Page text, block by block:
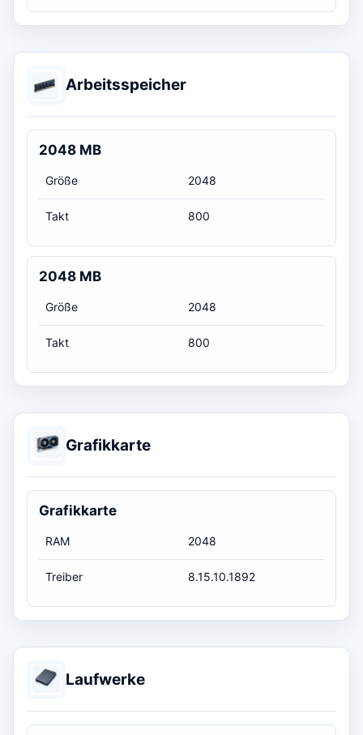
Arbeitsspeicher
2048 MB
Größe 2048
Takt 800
2048 MB
Größe 2048
Takt 800
Grafikkarte
Grafikkarte
RAM 2048
Treiber 8.15.10.1892
Laufwerke